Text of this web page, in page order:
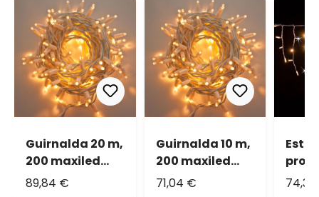
Guirnalda 20 m,
200 maxiled
blanco cálido,
89,84 €
Guirnalda 10 m,
200 maxiled
blanco cálido,
71,04 €
0,5